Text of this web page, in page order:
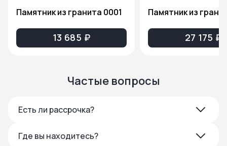
Памятник из гранита 0001
13 685 ₽ 27 175 ₽
Частые вопросы
Есть ли рассрочка?
Где вы находитесь?